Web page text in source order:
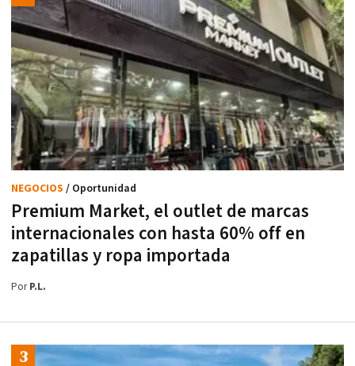
Premium Market, el outlet de marcas
internacionales con hasta 60% off en
zapatillas y ropa importada
NEGOCIOS / Oportunidad
PorP.L.